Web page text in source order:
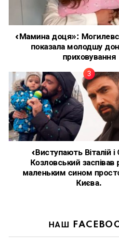
«Мамина доця»:
показала молодшу
приховування
«Виступають Віталій
Козловський заспівав
маленьким сином
Києва.
НАШ